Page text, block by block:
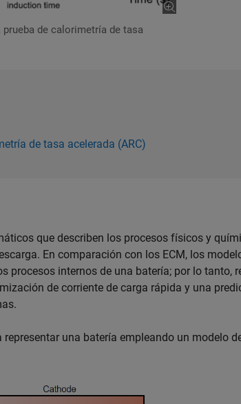
de calorimetría de tasa
de tasa acelerada (ARC)
que describen los procesos físicos y
En comparación con los ECM, los
procesos internos de una batería; por lo tanto,
de corriente de carga rápida y una
una batería empleando un modelo